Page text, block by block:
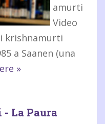
amurti
Video
krishnamurti
a Saanen (una
»
La Paura